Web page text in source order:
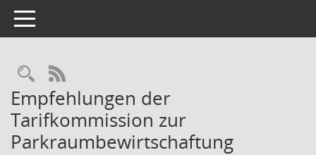
Toggle navigation
Rechercheauswahl
RSS-Feed
Empfehlungen der
Tarifkommission zur
Parkraumbewirtschaftung